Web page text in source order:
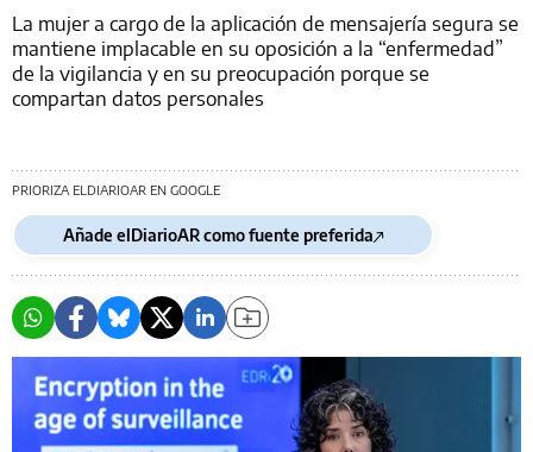
La mujer a cargo de la aplicación de mensajería segura se
mantiene implacable en su oposición a la “enfermedad”
de la vigilancia y en su preocupación porque se
compartan datos personales
PRIORIZA ELDIARIOAR EN GOOGLE
Añade elDiarioAR como fuente preferida